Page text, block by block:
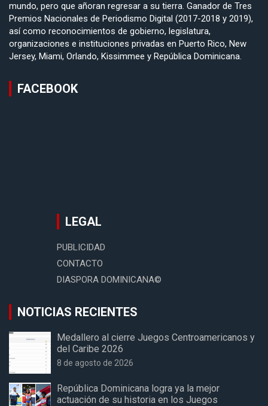
mundo, pero que añoran regresar a su tierra. Ganador de Tres
Premios Nacionales de Periodismo Digital (2017-2018 y 2019),
así como reconocimientos de gobierno, legislatura,
organizaciones e instituciones privadas en Puerto Rico, New
Jersey, Miami, Orlando, Kissimmee y República Dominicana.
FACEBOOK
LEGAL
PUBLICIDAD
CONTACTO
DIASPORA DOMINICANA©
NOTICIAS RECIENTES
Medallero al cierre Juegos Centroamericanos y
del Caribe 2026
8 de agosto de 2026
República Dominicana logra ya la mejor
actuación de su historia en los Juegos